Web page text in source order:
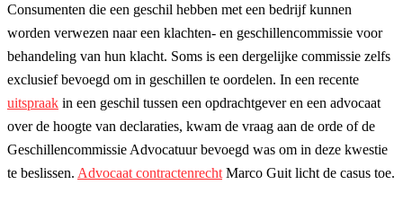
Consumenten die een geschil hebben met een bedrijf kunnen
worden verwezen naar een klachten- en geschillencommissie voor
behandeling van hun klacht. Soms is een dergelijke commissie zelfs
exclusief bevoegd om in geschillen te oordelen. In een recente
uitspraak in een geschil tussen een opdrachtgever en een advocaat
over de hoogte van declaraties, kwam de vraag aan de orde of de
Geschillencommissie Advocatuur bevoegd was om in deze kwestie
te beslissen. Advocaat contractenrecht Marco Guit licht de casus toe.